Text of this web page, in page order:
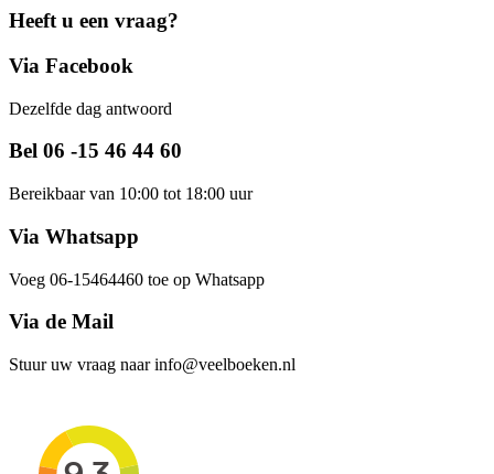
Heeft u een vraag?
Via Facebook
Dezelfde dag antwoord
Bel 06 -15 46 44 60
Bereikbaar van 10:00 tot 18:00 uur
Via Whatsapp
Voeg 06-15464460 toe op Whatsapp
Via de Mail
Stuur uw vraag naar info@veelboeken.nl